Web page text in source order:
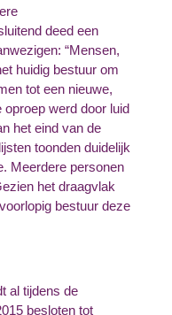
deed een
“Mensen,
huidig bestuur om
tot een nieuwe,
werd door luid
het eind van de
toonden duidelijk
Meerdere personen
het draagvlak
bestuur deze
al tijdens de
besloten tot